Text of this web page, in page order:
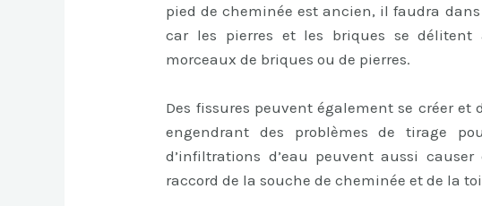
pied de cheminée est ancien, il faudra
car les pierres et les briques se délitent
morceaux de briques ou de pierres.
Des fissures peuvent également se créer
engendrant des problèmes de tirage
d’infiltrations d’eau peuvent aussi
raccord de la souche de cheminée et de la